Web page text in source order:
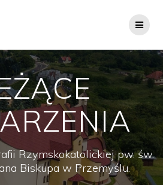
Rzymskokatolickiej pw. św.
Biskupa w Przemyślu.